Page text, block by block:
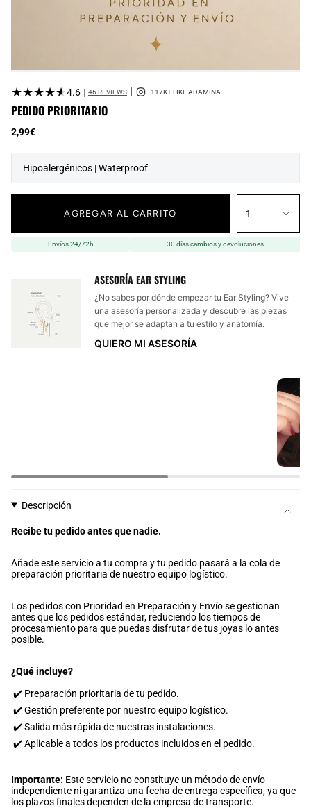
★★★★★
★★★★★4.6 | 46 REVIEWS
PEDIDO PRIORITARIO
2,99€
Hipoalergénicos | Waterproof
1
AGREGAR AL CARRITO
Envíos 24/72h 30 días cambios y devoluciones
ASESORÍA EAR STYLING
¿No sabes por dónde empezar tu Ear Styling? Vive
una asesoría personalizada y descubre las piezas
que mejor se adaptan a tu estilo y anatomía.
QUIERO MI ASESORÍA
Descripción
Recibe tu pedido antes que nadie.
Añade este servicio a tu compra y tu pedido pasará a la cola de
preparación prioritaria de nuestro equipo logístico.
Los pedidos con Prioridad en Preparación y Envío se gestionan
antes que los pedidos estándar, reduciendo los tiempos de
procesamiento para que puedas disfrutar de tus joyas lo antes
posible.
¿Qué incluye?
✔️ Preparación prioritaria de tu pedido.
✔️ Gestión preferente por nuestro equipo logístico.
✔️ Salida más rápida de nuestras instalaciones.
✔️ Aplicable a todos los productos incluidos en el pedido.
Importante: Este servicio no constituye un método de envío
independiente ni garantiza una fecha de entrega específica, ya que
los plazos finales dependen de la empresa de transporte.